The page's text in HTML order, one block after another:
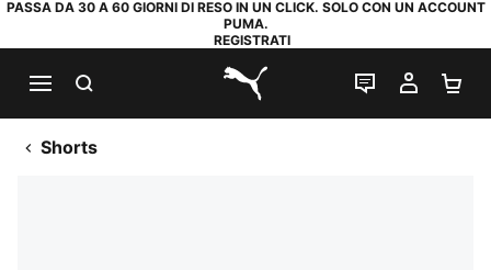
PASSA DA 30 A 60 GIORNI DI RESO IN UN CLICK. SOLO CON UN ACCOUNT
PUMA.
REGISTRATI
PUMA.com
CHAT IL MIO
Shorts